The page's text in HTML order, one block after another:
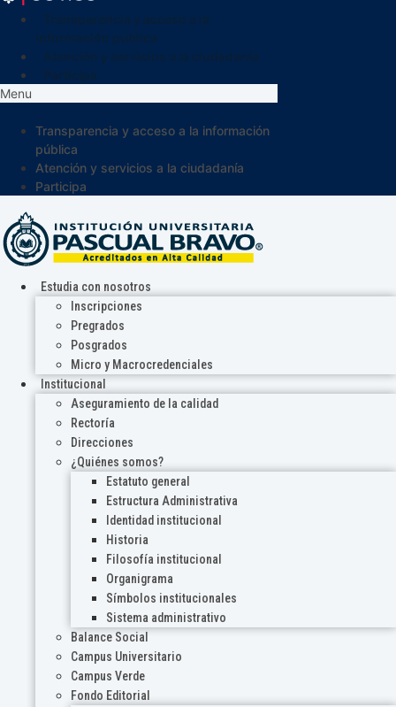
Menu
Transparencia y acceso a la información
pública
Atención y servicios a la ciudadanía
Participa
Estudia con nosotros
Inscripciones
Pregrados
Posgrados
Micro y Macrocredenciales
Institucional
Aseguramiento de la calidad
Rectoría
Direcciones
¿Quiénes somos?
Estatuto general
Estructura Administrativa
Identidad institucional
Historia
Filosofía institucional
Organigrama
Símbolos institucionales
Sistema administrativo
Balance Social
Campus Universitario
Campus Verde
Fondo Editorial